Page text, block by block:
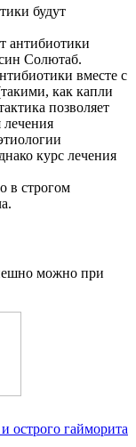
будут
антибиотики
Солютаб.
вместе с
как капли
позволяет
лечения
курс лечения
в строгом
можно при
острого гайморита